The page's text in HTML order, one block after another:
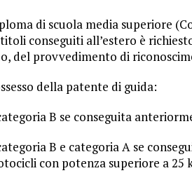
di scuola media superiore
conseguiti all’estero è
del provvedimento di
della patente di guida:
B se conseguita
B e categoria A se
con potenza superiore a